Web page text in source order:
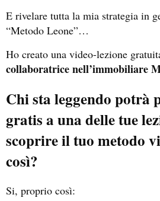
E rivelare tutta la mia strategia in
“Metodo Leone”…
Ho creato una video-lezione
collaboratrice nell’immobiliare
Chi sta leggendo potrà
gratis a una delle tue
scoprire il tuo metodo
così?
Si, proprio così: